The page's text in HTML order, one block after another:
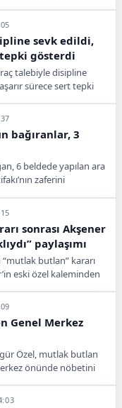
sürdü.
sevk edildi,
gösterdi
talebiyle disipline
sürece sert tepki
bağıranlar, 3
6 beldede yapılan ara
zaferini
sonrası Akşener
paylaşımı
butlan” kararı
eski özel kaleminden
haklıydı” ifadelerini
Genel Merkez
Özel, mutlak butlan
önünde nöbetini